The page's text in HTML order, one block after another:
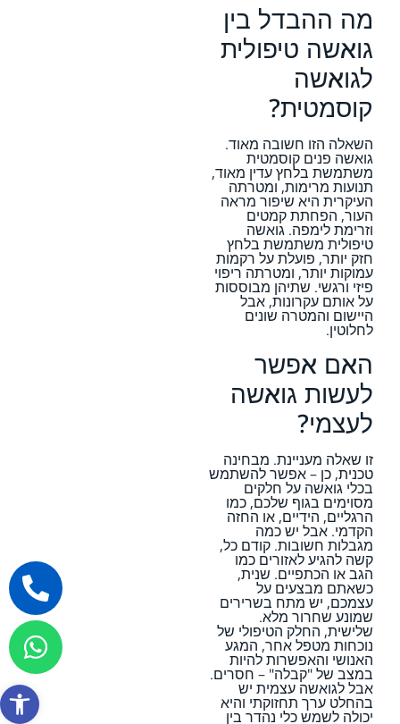
פתח
מה ההבדל בין
גואשה טיפולית
לגואשה
קוסמטית?
השאלה הזו חשובה מאוד.
גואשה פנים קוסמטית
משתמשת בלחץ עדין מאוד,
תנועות מרימות, ומטרתה
העיקרית היא שיפור מראה
העור, הפחתת קמטים
וזרימת לימפה. גואשה
טיפולית משתמשת בלחץ
חזק יותר, פועלת על רקמות
עמוקות יותר, ומטרתה ריפוי
פיזי ורגשי. שתיהן מבוססות
על אותם עקרונות, אבל
היישום והמטרה שונים
לחלוטין.
האם אפשר
לעשות גואשה
לעצמי?
זו שאלה מעניינת. מבחינה
טכנית, כן – אפשר להשתמש
בכלי גואשה על חלקים
מסוימים בגוף שלכם, כמו
הרגליים, הידיים, או החזה
הקדמי. אבל יש כמה
מגבלות חשובות. קודם כל,
קשה להגיע לאזורים כמו
הגב או הכתפיים. שנית,
כשאתם מבצעים על
עצמכם, יש מתח בשרירים
שמונע שחרור מלא.
שלישית, החלק הטיפולי של
נוכחות מטפל אחר, המגע
האנושי והאפשרות להיות
במצב של "קבלה" – חסרים.
אבל לגואשה עצמית יש
בהחלט ערך תחזוקתי והיא
יכולה לשמש כלי נהדר בין